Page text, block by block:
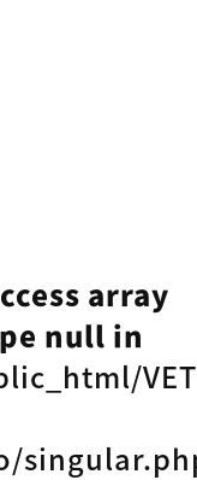
array
null in